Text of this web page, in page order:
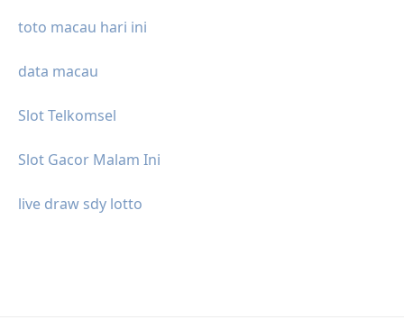
toto macau hari ini
data macau
Slot Telkomsel
Slot Gacor Malam Ini
live draw sdy lotto